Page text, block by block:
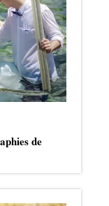
de